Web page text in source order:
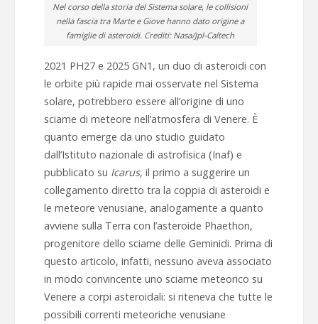
Nel corso della storia del Sistema solare, le collisioni
nella fascia tra Marte e Giove hanno dato origine a
famiglie di asteroidi. Crediti: Nasa/Jpl-Caltech
2021 PH27 e 2025 GN1, un duo di asteroidi con
le orbite più rapide mai osservate nel Sistema
solare, potrebbero essere all’origine di uno
sciame di meteore nell’atmosfera di Venere. È
quanto emerge da uno studio guidato
dall’Istituto nazionale di astrofisica (Inaf) e
pubblicato su Icarus, il primo a suggerire un
collegamento diretto tra la coppia di asteroidi e
le meteore venusiane, analogamente a quanto
avviene sulla Terra con l’asteroide Phaethon,
progenitore dello sciame delle Geminidi. Prima di
questo articolo, infatti, nessuno aveva associato
in modo convincente uno sciame meteorico su
Venere a corpi asteroidali: si riteneva che tutte le
possibili correnti meteoriche venusiane